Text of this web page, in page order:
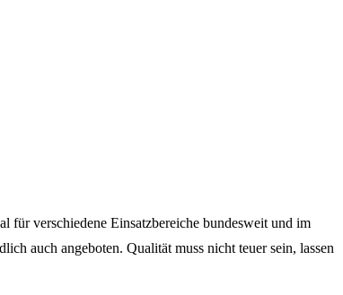
für verschiedene Einsatzbereiche bundesweit und im
auch angeboten. Qualität muss nicht teuer sein, lassen